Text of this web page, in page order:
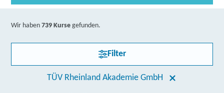
Wir haben739 Kurse gefunden.
Filter
TÜV Rheinland Akademie GmbH